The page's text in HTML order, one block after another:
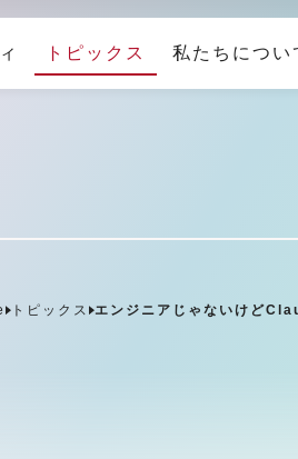
トピックス 私たちについ
トピックス エンジニアじゃないけど